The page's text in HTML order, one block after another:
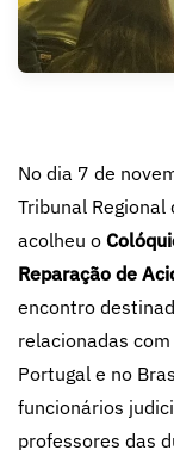
No dia 7 de
Tribunal Regional
acolheu o
Reparação de
encontro
relacionadas
Portugal e no
funcionários
professores das